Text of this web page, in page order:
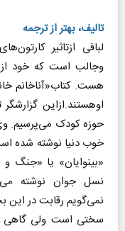
تالیف، بهتر از ترجمه
لبافی ازتاثیر
وجالب است که خود
هست. کتاب«آناخانم
اوهستند.ازاین
حوزه کودک می‌پرسیم.
خوب دنیا نوشته شده
«بینوایان» یا «جنگ
نسل جوان نوشته
نمی‌گویم رقابت در
سختی است ولی گاهی